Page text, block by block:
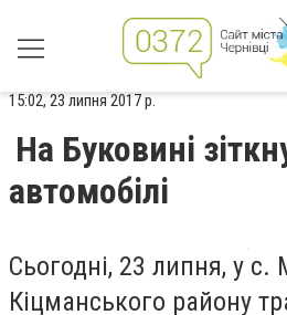
15:02, 23 липня 2017 р.
На Буковині
автомобілі
Сьогодні, 23 липня, у с.
Кіцманського району